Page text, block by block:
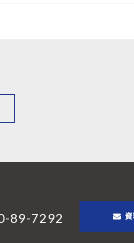
89-7292